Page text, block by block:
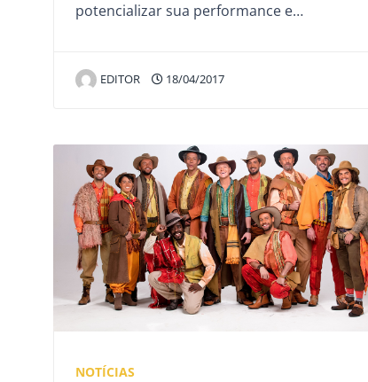
potencializar sua performance e…
EDITOR 18/04/2017
NOTÍCIAS